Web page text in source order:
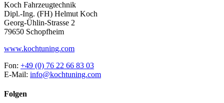
Koch Fahrzeugtechnik
Dipl.-Ing. (FH) Helmut Koch
Georg-Ühlin-Strasse 2
79650 Schopfheim
www.kochtuning.com
Fon: +49 (0) 76 22 66 83 03
E-Mail: info@kochtuning.com
Folgen